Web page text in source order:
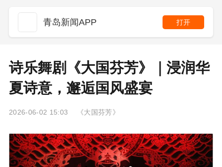
青岛新闻APP 打开
诗乐舞剧《大国芬芳》｜浸润华
夏诗意，邂逅国风盛宴
2026-06-02 15:03 《大国芬芳》